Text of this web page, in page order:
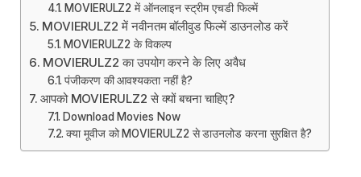
MOVIERULZ2 में ऑनलाइन स्ट्रीम एचडी फिल्में
MOVIERULZ2 में नवीनतम बॉलीवुड फिल्में डाउनलोड करें
MOVIERULZ2 के विकल्प
MOVIERULZ2 का उपयोग करने के लिए अवैध
पंजीकरण की आवश्यकता नहीं है?
आपको MOVIERULZ2 से क्यों बचना चाहिए?
Download Movies Now
क्या मूवीज को MOVIERULZ2 से डाउनलोड करना सुरक्षित है?